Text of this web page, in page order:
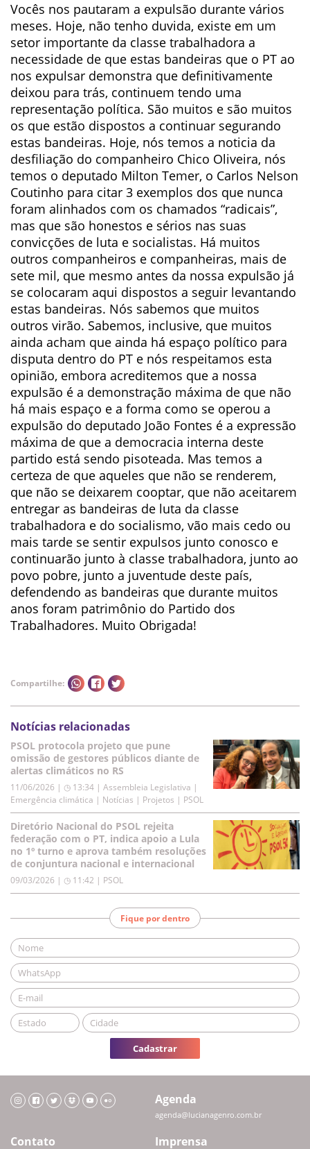
Vocês nos pautaram a expulsão durante vários
meses. Hoje, não tenho duvida, existe em um
setor importante da classe trabalhadora a
necessidade de que estas bandeiras que o PT ao
nos expulsar demonstra que definitivamente
deixou para trás, continuem tendo uma
representação política. São muitos e são muitos
os que estão dispostos a continuar segurando
estas bandeiras. Hoje, nós temos a noticia da
desfiliação do companheiro Chico Oliveira, nós
temos o deputado Milton Temer, o Carlos Nelson
Coutinho para citar 3 exemplos dos que nunca
foram alinhados com os chamados “radicais”,
mas que são honestos e sérios nas suas
convicções de luta e socialistas. Há muitos
outros companheiros e companheiras, mais de
sete mil, que mesmo antes da nossa expulsão já
se colocaram aqui dispostos a seguir levantando
estas bandeiras. Nós sabemos que muitos
outros virão. Sabemos, inclusive, que muitos
ainda acham que ainda há espaço político para
disputa dentro do PT e nós respeitamos esta
opinião, embora acreditemos que a nossa
expulsão é a demonstração máxima de que não
há mais espaço e a forma como se operou a
expulsão do deputado João Fontes é a expressão
máxima de que a democracia interna deste
partido está sendo pisoteada. Mas temos a
certeza de que aqueles que não se renderem,
que não se deixarem cooptar, que não aceitarem
entregar as bandeiras de luta da classe
trabalhadora e do socialismo, vão mais cedo ou
mais tarde se sentir expulsos junto conosco e
continuarão junto à classe trabalhadora, junto ao
povo pobre, junto a juventude deste país,
defendendo as bandeiras que durante muitos
anos foram patrimônio do Partido dos
Trabalhadores. Muito Obrigada!
Compartilhe:
Notícias relacionadas
PSOL protocola projeto que pune
omissão de gestores públicos diante de
alertas climáticos no RS
11/06/2026 | ◷ 13:34 | Assembleia Legislativa |
Emergência climática | Notícias | Projetos | PSOL
Diretório Nacional do PSOL rejeita
federação com o PT, indica apoio a Lula
no 1º turno e aprova também resoluções
de conjuntura nacional e internacional
09/03/2026 | ◷ 11:42 | PSOL
Fique por dentro
Cadastrar
Agenda
agenda@lucianagenro.com.br
Contato Imprensa